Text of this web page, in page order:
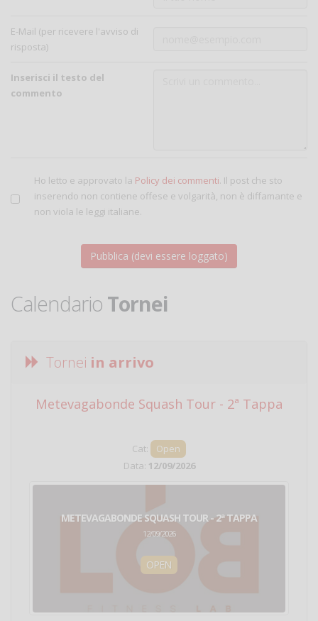
E-Mail (per ricevere l'avviso di
risposta)
Inserisci il testo del
commento
Ho letto e approvato la Policy dei commenti. Il post che sto
inserendo non contiene offese e volgarità, non è diffamante e
non viola le leggi italiane.
Calendario Tornei
Tornei in arrivo
Metevagabonde Squash Tour - 2ª Tappa
Cat:
Open
Data: 12/09/2026
METEVAGABONDE SQUASH TOUR - 2ª TAPPA
12/09/2026
OPEN